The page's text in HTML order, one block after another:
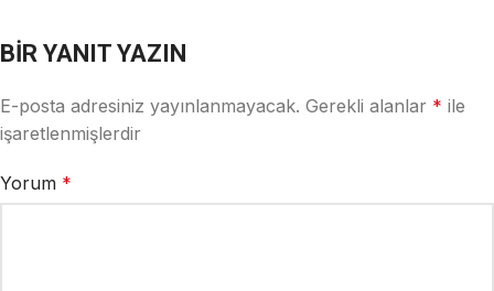
BIR YANIT YAZIN
E-posta adresiniz yayınlanmayacak. Gerekli alanlar * ile
işaretlenmişlerdir
Yorum *